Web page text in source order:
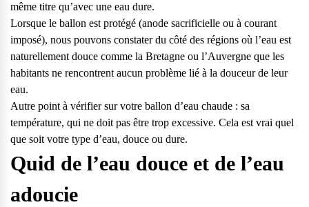
même titre qu’avec une eau dure.
Lorsque le ballon est protégé (anode sacrificielle ou à courant
imposé), nous pouvons constater du côté des régions où l’eau est
naturellement douce comme la Bretagne ou l’Auvergne que les
habitants ne rencontrent aucun problème lié à la douceur de leur
eau.
Autre point à vérifier sur votre ballon d’eau chaude : sa
température, qui ne doit pas être trop excessive. Cela est vrai quel
que soit votre type d’eau, douce ou dure.
Quid de l’eau douce et de l’eau
adoucie